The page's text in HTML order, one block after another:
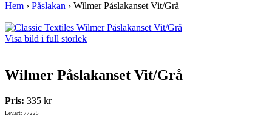
Hem › Påslakan › Wilmer Påslakanset Vit/Grå
Visa bild i full storlek
Wilmer Påslakanset Vit/Grå
Pris: 335 kr
Lev.art: 77225